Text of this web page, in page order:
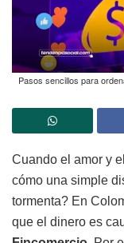
Pasos sencillos para
Cuando el amor y
cómo una simple
tormenta? En
que el dinero es